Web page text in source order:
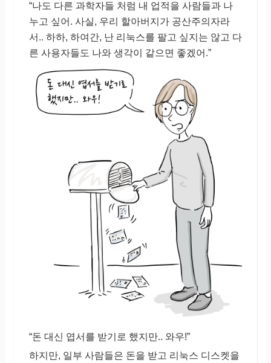
“나도 다른 과학자들 처럼 내 업적을 사람들과 나
누고 싶어. 사실, 우리 할아버지가 공산주의자라
서.. 하하, 하여간, 난 리눅스를 팔고 싶지는 않고 다
른 사용자들도 나와 생각이 같으면 좋겠어.”
“돈 대신 엽서를 받기로 했지만.. 와우!”
하지만, 일부 사람들은 돈을 받고 리눅스 디스켓을